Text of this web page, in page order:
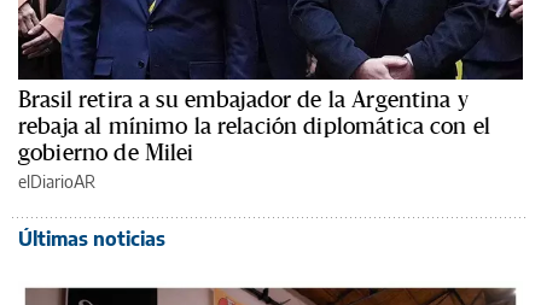
Brasil retira a su embajador de la Argentina y
rebaja al mínimo la relación diplomática con el
gobierno de Milei
elDiarioAR
Últimas noticias